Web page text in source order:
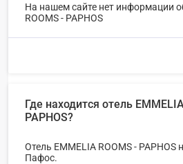
На нашем сайте нет информации
ROOMS - PAPHOS
Где находится отель
PAPHOS?
Отель EMMELIA ROOMS - PAPHOS
Пафос.